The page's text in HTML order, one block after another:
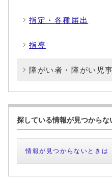
指定・各種届出
指導
障がい者・障がい児
探している情報が見つからな
情報が見つからないときは